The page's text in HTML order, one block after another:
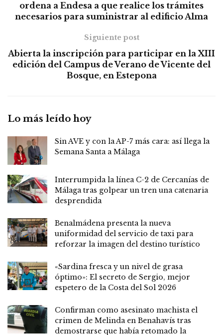
ordena a Endesa a que realice los trámites
necesarios para suministrar al edificio Alma
Siguiente post
Abierta la inscripción para participar en la XIII
edición del Campus de Verano de Vicente del
Bosque, en Estepona
Lo más leído hoy
Sin AVE y con la AP-7 más cara: así llega la
Semana Santa a Málaga
Interrumpida la línea C-2 de Cercanías de
Málaga tras golpear un tren una catenaria
desprendida
Benalmádena presenta la nueva
uniformidad del servicio de taxi para
reforzar la imagen del destino turístico
«Sardina fresca y un nivel de grasa
óptimo»: El secreto de Sergio, mejor
espetero de la Costa del Sol 2026
Confirman como asesinato machista el
crimen de Melinda en Benahavís tras
demostrarse que había retomado la